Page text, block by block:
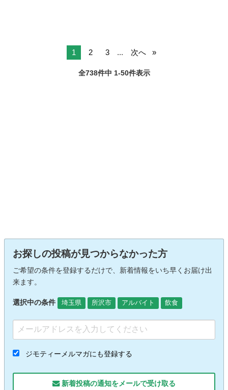
1 2 3 ... 次へ
全738件中 1-50件表示
お探しの投稿が見つからなかった方
ご希望の条件を登録するだけで、新着情報をいち早くお届け出
来ます。
選択中の条件 埼玉県 所沢市 アルバイト 飲食
ジモティーメルマガにも登録する
新着投稿の通知をメールで受け取る